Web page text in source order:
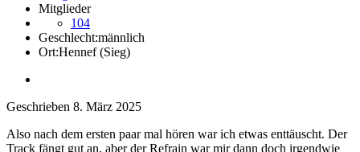
Mitglieder
104
Geschlecht:männlich
Ort:Hennef (Sieg)
Geschrieben 8. März 2025
Also nach dem ersten paar mal hören war ich etwas enttäuscht. Der
Track fängt gut an, aber der Refrain war mir dann doch irgendwie